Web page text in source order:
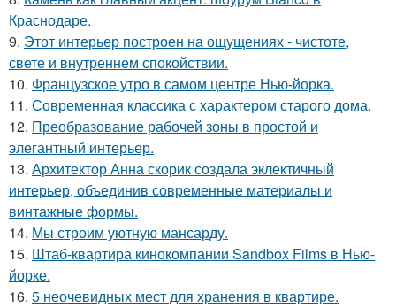
Краснодаре.
9. Этот интерьер построен на ощущениях - чистоте,
свете и внутреннем спокойствии.
10. Французское утро в самом центре Нью-йорка.
11. Современная классика с характером старого дома.
12. Преобразование рабочей зоны в простой и
элегантный интерьер.
13. Архитектор Анна скорик создала эклектичный
интерьер, объединив современные материалы и
винтажные формы.
14. Мы строим уютную мансарду.
15. Штаб-квартира кинокомпании Sandbox Films в Нью-
йорке.
16. 5 неочевидных мест для хранения в квартире.